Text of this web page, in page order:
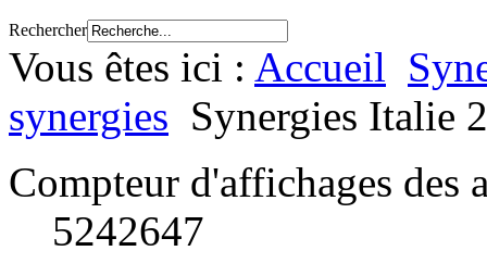
Rechercher
Vous êtes ici : Accueil
synergies Synergies Italie
Compteur d'affichages des
5242647